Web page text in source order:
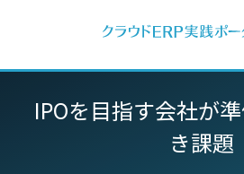
IPOを目指す会社が
き課題